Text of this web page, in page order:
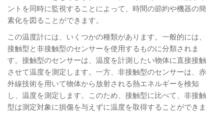
ントを同時に監視することによって、時間の節約や機器の簡
素化を図ることができます。
この温度計には、いくつかの種類があります。一般的には、
接触型と非接触型のセンサーを使用するものに分類されま
す。接触型のセンサーは、温度を計測したい物体に直接接触
させて温度を測定します。一方、非接触型のセンサーは、赤
外線技術を用いて物体から放射される熱エネルギーを検知
し、温度を測定します。このため、接触型に比べて、非接触
型は測定対象に損傷を与えずに温度を取得することができま